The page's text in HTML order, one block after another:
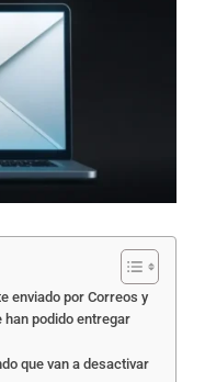
enviado por Correos y
han podido entregar
que van a desactivar